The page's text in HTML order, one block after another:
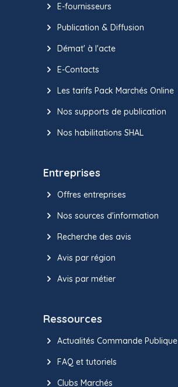
E-fournisseurs
Publication & Diffusion
Démat' à l'acte
E-Contacts
Les tarifs Pack Marchés Online
Nos supports de publication
Nos habilitations SHAL
Entreprises
Offres entreprises
Nos sources d'information
Recherche des avis
Avis par région
Avis par métier
Ressources
Actualités Commande Publique
FAQ et tutoriels
Clubs Marchés